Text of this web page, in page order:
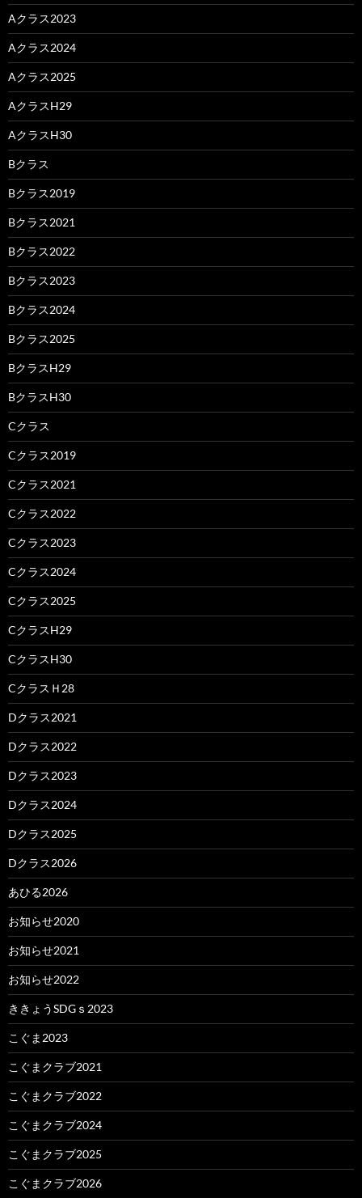
Aクラス2023
Aクラス2024
Aクラス2025
AクラスH29
AクラスH30
Bクラス
Bクラス2019
Bクラス2021
Bクラス2022
Bクラス2023
Bクラス2024
Bクラス2025
BクラスH29
BクラスH30
Cクラス
Cクラス2019
Cクラス2021
Cクラス2022
Cクラス2023
Cクラス2024
Cクラス2025
CクラスH29
CクラスH30
CクラスＨ28
Dクラス2021
Dクラス2022
Dクラス2023
Dクラス2024
Dクラス2025
Dクラス2026
あひる2026
お知らせ2020
お知らせ2021
お知らせ2022
ききょうSDGｓ2023
こぐま2023
こぐまクラブ2021
こぐまクラブ2022
こぐまクラブ2024
こぐまクラブ2025
こぐまクラブ2026